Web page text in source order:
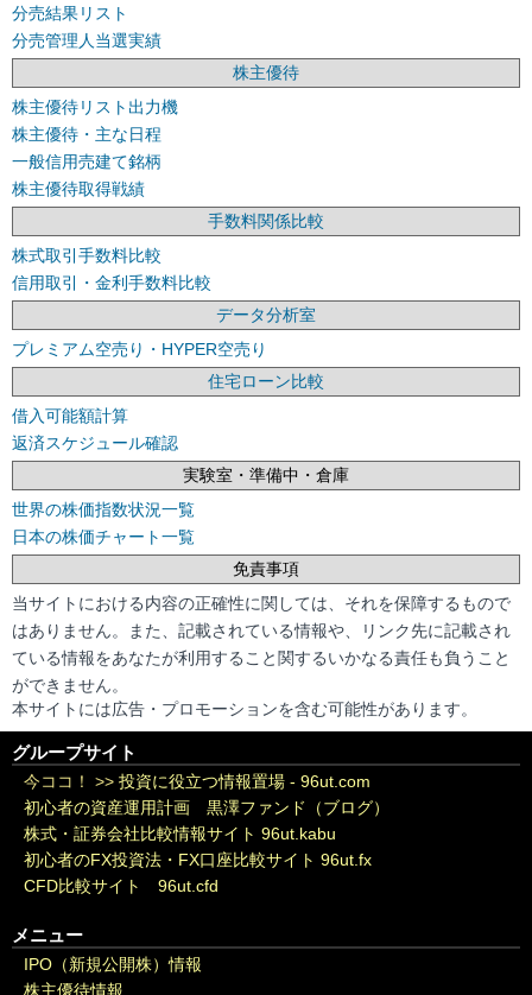
分売結果リスト
分売管理人当選実績
株主優待
株主優待リスト出力機
株主優待・主な日程
一般信用売建て銘柄
株主優待取得戦績
手数料関係比較
株式取引手数料比較
信用取引・金利手数料比較
データ分析室
プレミアム空売り・HYPER空売り
住宅ローン比較
借入可能額計算
返済スケジュール確認
実験室・準備中・倉庫
世界の株価指数状況一覧
日本の株価チャート一覧
免責事項
当サイトにおける内容の正確性に関しては、それを保障するもので
はありません。また、記載されている情報や、リンク先に記載され
ている情報をあなたが利用すること関するいかなる責任も負うこと
ができません。
本サイトには広告・プロモーションを含む可能性があります。
グループサイト
今ココ！ >> 投資に役立つ情報置場 - 96ut.com
初心者の資産運用計画 黒澤ファンド（ブログ）
株式・証券会社比較情報サイト 96ut.kabu
初心者のFX投資法・FX口座比較サイト 96ut.fx
CFD比較サイト 96ut.cfd
メニュー
IPO（新規公開株）情報
株主優待情報